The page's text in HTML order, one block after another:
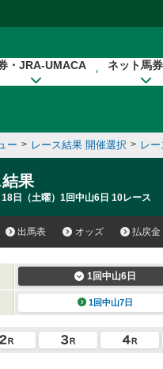
・JRA-UMACA ネット馬
ー > レース結果 開催選択 > レ
果
日（土曜）1回中山6日 10レース
出馬表 オッズ 払戻金
1回中山6日
1回中山7日